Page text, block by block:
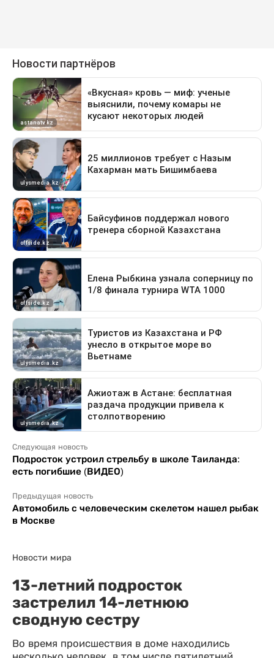
Следующая новость
Подросток устроил стрельбу в школе Таиланда:
есть погибшие (ВИДЕО)
Предыдущая новость
Автомобиль с человеческим скелетом нашел рыбак
в Москве
Новости мира
13-летний подросток
застрелил 14-летнюю
сводную сестру
Во время происшествия в доме находились